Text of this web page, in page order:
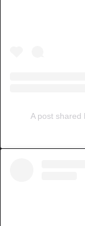
A post shared